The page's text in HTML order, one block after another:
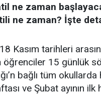
ne zaman
ne zaman? İşte
Kasım tarihleri
öğrenciler 15 günlük
bağlı tüm
ve Şubat ayının ilk